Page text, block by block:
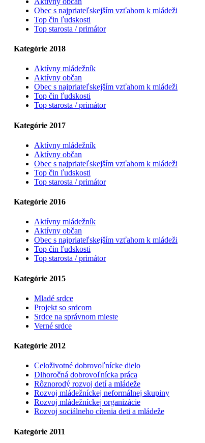
Obec s najpriateľskejším vzťahom k mládeži
Top čin ľudskosti
Top starosta / primátor
Kategórie 2018
Aktívny mládežník
Aktívny občan
Obec s najpriateľskejším vzťahom k mládeži
Top čin ľudskosti
Top starosta / primátor
Kategórie 2017
Aktívny mládežník
Aktívny občan
Obec s najpriateľskejším vzťahom k mládeži
Top čin ľudskosti
Top starosta / primátor
Kategórie 2016
Aktívny mládežník
Aktívny občan
Obec s najpriateľskejším vzťahom k mládeži
Top čin ľudskosti
Top starosta / primátor
Kategórie 2015
Mladé srdce
Projekt so srdcom
Srdce na správnom mieste
Verné srdce
Kategórie 2012
Celoživotné dobrovoľnícke dielo
Dlhoročná dobrovoľnícka práca
Rôznorodý rozvoj detí a mládeže
Rozvoj mládežníckej neformálnej skupiny
Rozvoj mládežníckej organizácie
Rozvoj sociálneho cítenia deti a mládeže
Kategórie 2011